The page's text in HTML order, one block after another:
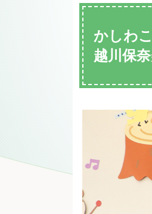
かしわ
越川保